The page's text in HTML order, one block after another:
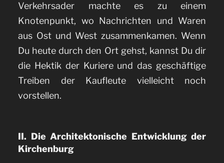
Verkehrsader machte es zu einem
Knotenpunkt, wo Nachrichten und Waren
aus Ost und West zusammenkamen. Wenn
Du heute durch den Ort gehst, kannst Du dir
die Hektik der Kuriere und das geschäftige
Treiben der Kaufleute vielleicht noch
vorstellen.
II. Die Architektonische Entwicklung der
Kirchenburg